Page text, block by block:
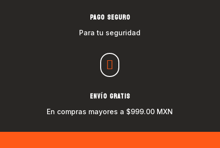
PAGO SEGURO
Para tu seguridad

ENVÍO GRATIS
En compras mayores a $999.00 MXN